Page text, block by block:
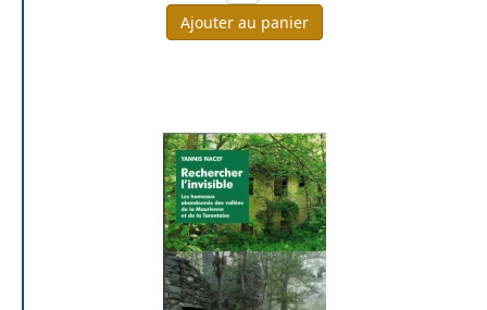
Ajouter au panier